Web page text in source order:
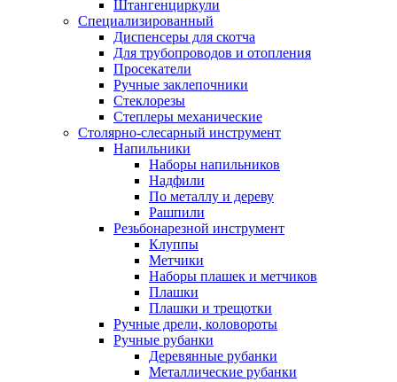
Штангенциркули
Специализированный
Диспенсеры для скотча
Для трубопроводов и отопления
Просекатели
Ручные заклепочники
Стеклорезы
Степлеры механические
Столярно-слесарный инструмент
Напильники
Наборы напильников
Надфили
По металлу и дереву
Рашпили
Резьбонарезной инструмент
Клуппы
Метчики
Наборы плашек и метчиков
Плашки
Плашки и трещотки
Ручные дрели, коловороты
Ручные рубанки
Деревянные рубанки
Металлические рубанки